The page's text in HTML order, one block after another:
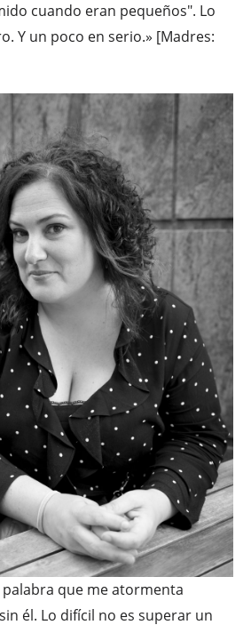
cuando eran pequeños". Lo
Y un poco en serio.» [Madres:
palabra que me atormenta
él. Lo difícil no es superar un